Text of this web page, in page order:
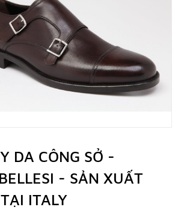
DA CÔNG SỞ -
- SẢN XUẤT
ITALY